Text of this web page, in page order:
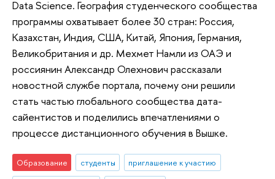
Data Science. География студенческого сообщества
программы охватывает более 30 стран: Россия,
Казахстан, Индия, США, Китай, Япония, Германия,
Великобритания и др. Мехмет Намли из ОАЭ и
россиянин Александр Олехнович рассказали
новостной службе портала, почему они решили
стать частью глобального сообщества дата-
сайентистов и поделились впечатлениями о
процессе дистанционного обучения в Вышке.
Образование студенты приглашение к участию